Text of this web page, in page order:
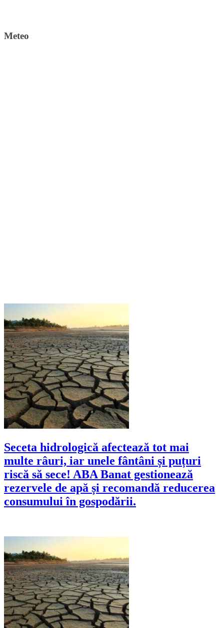
Meteo
Seceta hidrologică afectează tot mai
multe râuri, iar unele fântâni și puțuri
riscă să sece! ABA Banat gestionează
rezervele de apă și recomandă reducerea
consumului în gospodării.